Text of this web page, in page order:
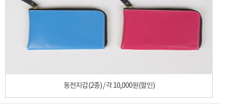
동전지갑(2종) / 각 10,000원(할인)